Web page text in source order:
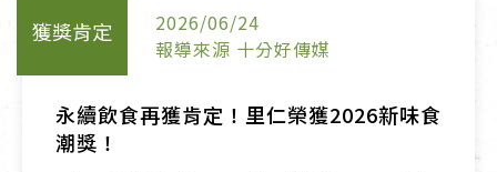
獲獎肯定
2026/06/24
報導來源 十分好傳媒
永續飲食再獲肯定！里仁榮獲2026新味食
潮獎！